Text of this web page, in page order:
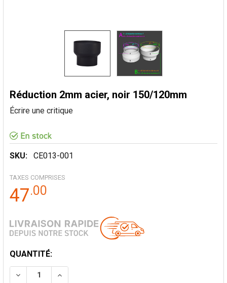
Réduction 2mm acier, noir 150/120mm
Écrire une critique
SKU: CE013-001
TAXES COMPRISES
47.00
STOCK
ACTUEL:
QUANTITÉ:
DIMINUER LA QUANTITÉ DE RÉDUCTION 2MM ACIER,
AUGMENTER LA QUANTITÉ DE RÉDUCTION